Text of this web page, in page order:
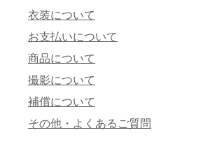
衣装について
お支払いについて
商品について
撮影について
補償について
​その他・よくあるご質問